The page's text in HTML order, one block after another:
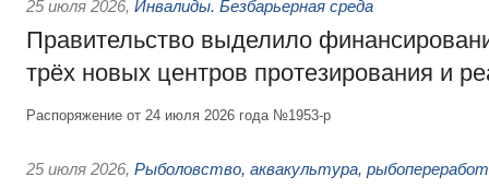
25 июля 2026, Инвалиды. Безбарьерная среда
Правительство выделило
трёх новых центров протезирования и
Распоряжение от 24 июля 2026 года №1953-р
25 июля 2026, Рыболовство, аквакультура,